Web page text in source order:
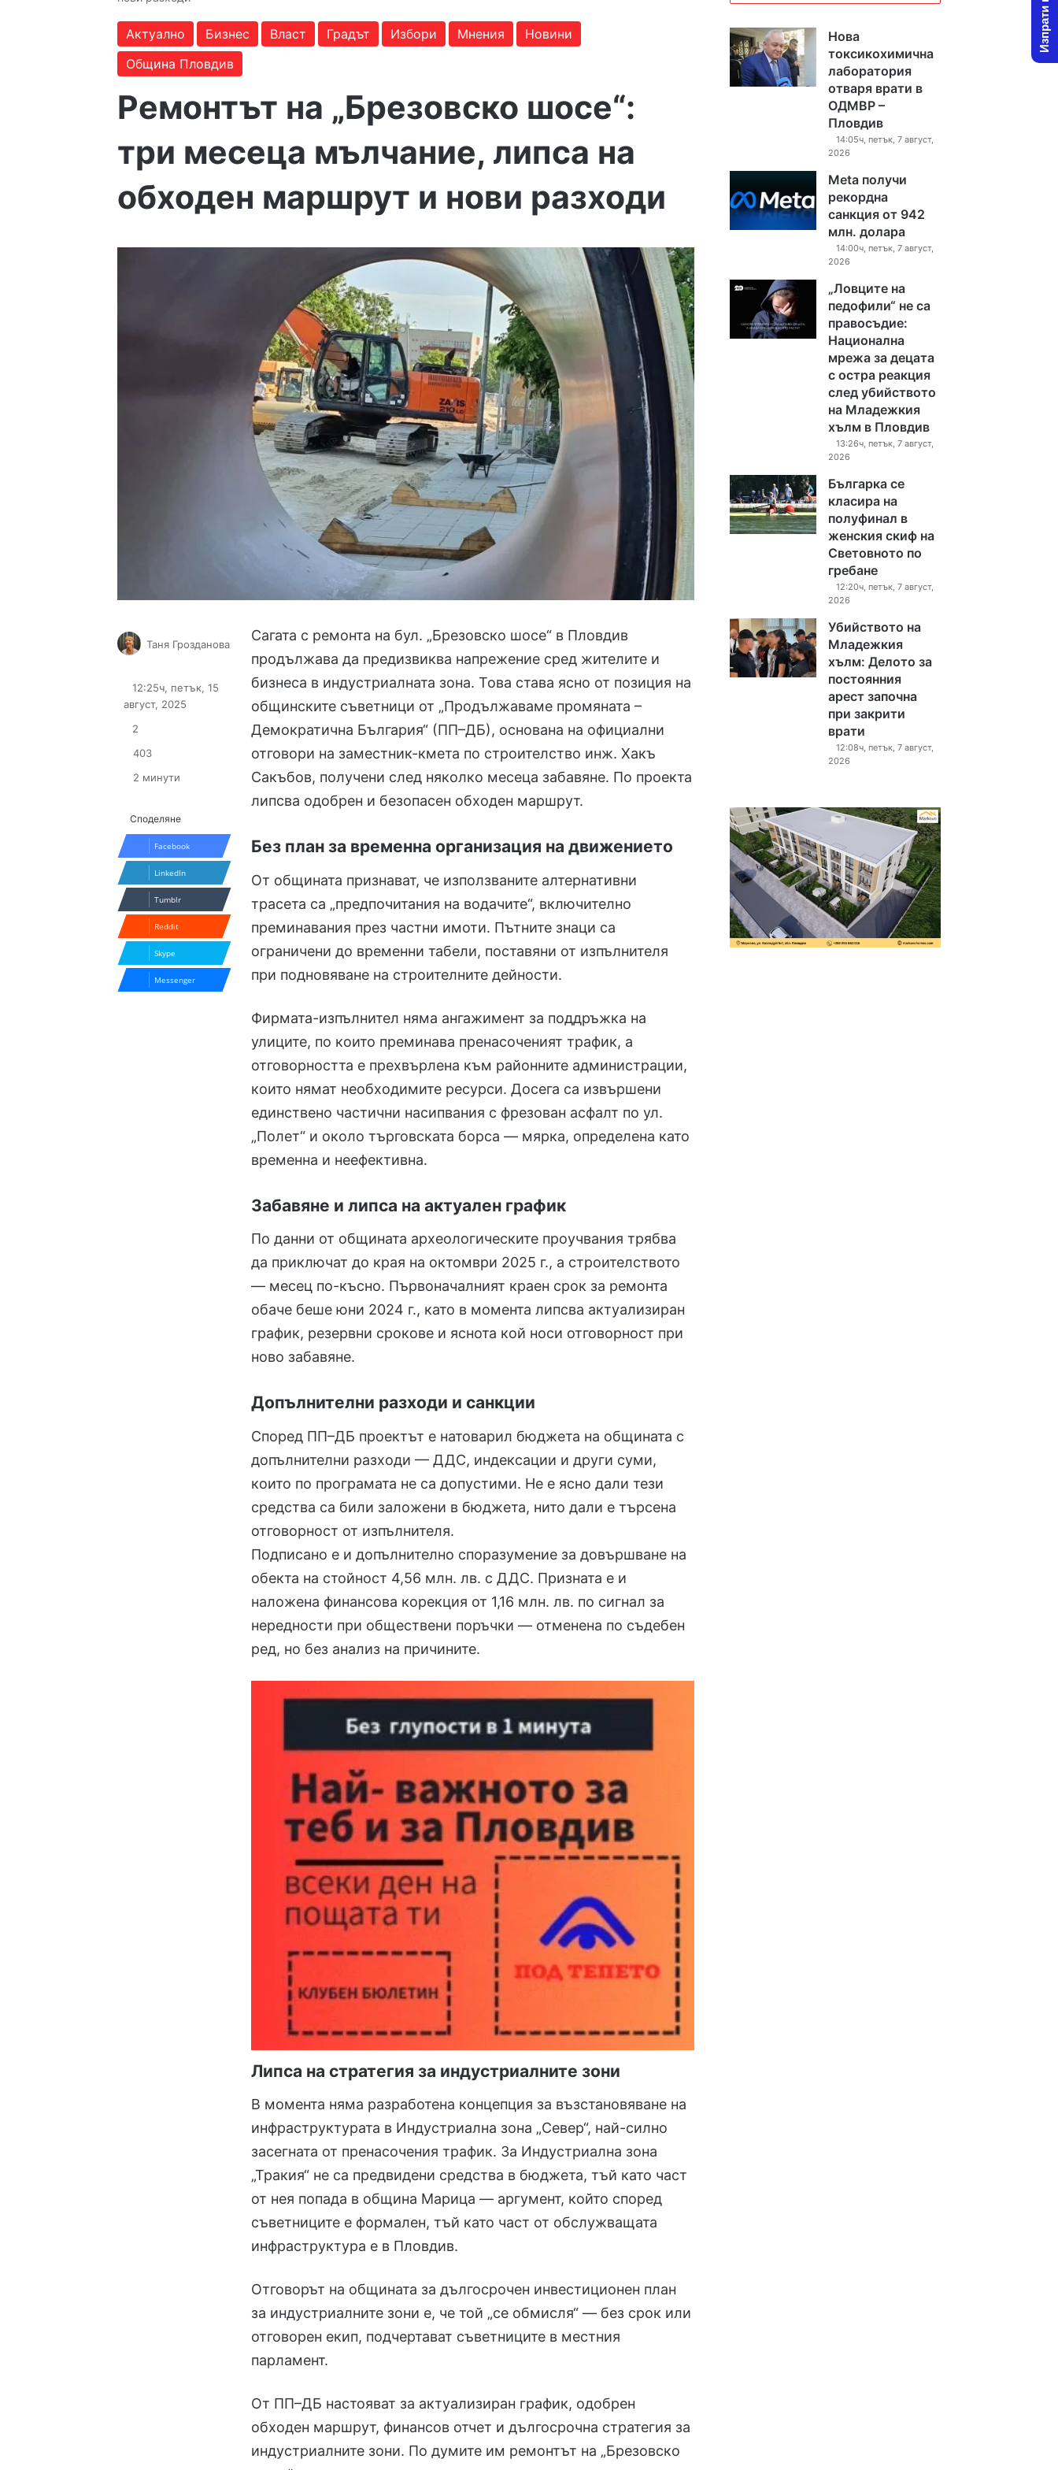
Актуално Бизнес Власт Градът Избори Мнения
Новини
Община Пловдив
Ремонтът на „Брезовско шосе“:
три месеца мълчание, липса на
обходен маршрут и нови разходи
Сагата с ремонта на бул. „Брезовско шосе“ в Пловдив
продължава да предизвиква напрежение сред жителите и
бизнеса в индустриалната зона. Това става ясно от позиция на
общинските съветници от „Продължаваме промяната –
Демократична България“ (ПП–ДБ), основана на официални
отговори на заместник-кмета по строителство инж. Хакъ
Сакъбов, получени след няколко месеца забавяне. По проекта
липсва одобрен и безопасен обходен маршрут.
Без план за временна организация на движението
От общината признават, че използваните алтернативни
трасета са „предпочитания на водачите“, включително
преминавания през частни имоти. Пътните знаци са
ограничени до временни табели, поставяни от изпълнителя
при подновяване на строителните дейности.
Фирмата-изпълнител няма ангажимент за поддръжка на
улиците, по които преминава пренасоченият трафик, а
отговорността е прехвърлена към районните администрации,
които нямат необходимите ресурси. Досега са извършени
единствено частични насипвания с фрезован асфалт по ул.
„Полет“ и около търговската борса — мярка, определена като
временна и неефективна.
Забавяне и липса на актуален график
По данни от общината археологическите проучвания трябва
да приключат до края на октомври 2025 г., а строителството
— месец по-късно. Първоначалният краен срок за ремонта
обаче беше юни 2024 г., като в момента липсва актуализиран
график, резервни срокове и яснота кой носи отговорност при
ново забавяне.
Допълнителни разходи и санкции
Според ПП–ДБ проектът е натоварил бюджета на общината с
допълнителни разходи — ДДС, индексации и други суми,
които по програмата не са допустими. Не е ясно дали тези
средства са били заложени в бюджета, нито дали е търсена
отговорност от изпълнителя.
Подписано е и допълнително споразумение за довършване на
обекта на стойност 4,56 млн. лв. с ДДС. Призната е и
наложена финансова корекция от 1,16 млн. лв. по сигнал за
нередности при обществени поръчки — отменена по съдебен
ред, но без анализ на причините.
Липса на стратегия за индустриалните зони
В момента няма разработена концепция за възстановяване на
инфраструктурата в Индустриална зона „Север“, най-силно
засегната от пренасочения трафик. За Индустриална зона
„Тракия“ не са предвидени средства в бюджета, тъй като част
от нея попада в община Марица — аргумент, който според
съветниците е формален, тъй като част от обслужващата
инфраструктура е в Пловдив.
Отговорът на общината за дългосрочен инвестиционен план
за индустриалните зони е, че той „се обмисля“ — без срок или
отговорен екип, подчертават съветниците в местния
парламент.
От ПП–ДБ настояват за актуализиран график, одобрен
обходен маршрут, финансов отчет и дългосрочна стратегия за
индустриалните зони. По думите им ремонтът на „Брезовско
Таня Грозданова
email
12:25ч, петък, 15
август, 2025
2
403
2 минути
Споделяне
Facebook
LinkedIn
Tumblr
Reddit
Skype
Messenger
Нова
токсикохимична
лаборатория
отваря врати в
ОДМВР –
Пловдив
14:05ч, петък, 7 август,
2026
Meta получи
рекордна
санкция от 942
млн. долара
14:00ч, петък, 7 август,
2026
„Ловците на
педофили“ не са
правосъдие:
Национална
мрежа за децата
с остра реакция
след убийството
на Младежкия
хълм в Пловдив
13:26ч, петък, 7 август,
2026
Българка се
класира на
полуфинал в
женския скиф на
Световното по
гребане
12:20ч, петък, 7 август,
2026
Убийството на
Младежкия
хълм: Делото за
постоянния
арест започна
при закрити
врати
12:08ч, петък, 7 август,
2026